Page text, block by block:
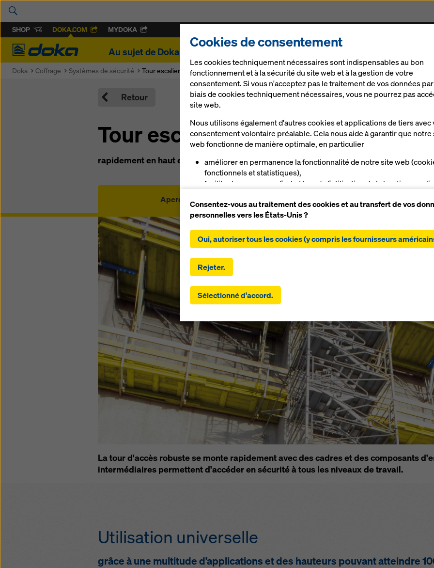
SHOP DOKA.COM MYDOKA
Doka
Au sujet de Doka
Doka Coffrage Systèmes de sécurité Tour escalier 250
Retour
Tour escalier 250
rapidement en haut et en sécurité
Aperçu
Vidéos
La tour d'accès robuste se monte rapidement avec des cadres et des composants
intermédiaires permettent d'accéder en sécurité à tous les niveaux de travail.
Utilisation universelle
grâce à une multitude d’applications et des hauteurs pouvant atteindre
Cookies de consentement
Les cookies techniquement nécessaires sont indispensables au bon
fonctionnement et à la sécurité du site web et à la gestion de votre
consentement. Si vous n'acceptez pas le traitement de vos données
biais de cookies techniquement nécessaires, vous ne pourrez pas
site web.
Nous utilisons également d'autres cookies et applications de tiers avec
consentement volontaire préalable. Cela nous aide à garantir que notre
web fonctionne de manière optimale, en particulier
améliorer en permanence la fonctionnalité de notre site web
fonctionnels et statistiques),
faciliter le processus d'achat lors de l'utilisation de la boutique en
vous proposer, en tant qu'utilisateur, des publicités appropriées
certaines plateformes (cookies de marketing).
En cliquant sur « Autoriser tous les cookies (y compris les fournisseurs
américains) », vous consentez à l'installation et à l'utilisation de tous les
que vous avez sélectionnés à l'aide des cases à cocher. Cela peut
impliquer le transfert de données vers des pays tiers tels que les États-
les paramètres que vous avez sélectionnés incluent également des
fournisseurs qui transfèrent des données vers des pays tiers pour
n'existe pas de décision d'adéquation au titre de l'article 45 du RGPD ni de
s'étend également à ces pays. Il peut y avoir un risque que vos données
transmises de cette manière soient soumises à l'accès des autorités de
pays tiers à des fins de contrôle et de surveillance et qu'il n'y ait pas de
juridique efficace contre cela. Vous pouvez rejeter tous les cookies
nécessitant un consentement en cliquant sur « Rejeter » ou en ajustant
paramètres de cookiesen cliquant sur les paramètres de cookies au
site web et en utilisant les cases à cocher correspondantes. Vous
révoquer votre consentement à tout moment, avec effet futur et sans
de motif, en cliquant surparamètres de cookiesau bas de ce site web.
Vous trouverez de plus amples informations sur nos cookiesdans notre
politique de confidentialité. Nous vous offrons également la possibilité
sélectionner vos cookies (paramètres avancés des cookies).
Consentez-vous au traitement des cookies et au transfert de vos
personnelles vers les États-Unis ?
Oui, autoriser tous les cookies (y compris les fournisseurs
Rejeter.
Sélectionné d'accord.